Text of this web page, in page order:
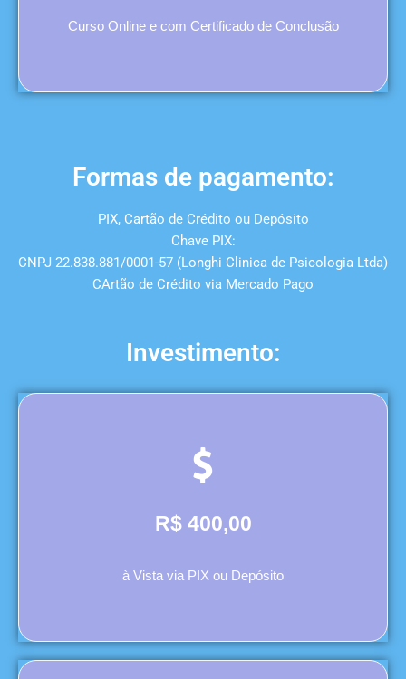
Curso Online e com Certificado de Conclusão
Formas de pagamento:
PIX, Cartão de Crédito ou Depósito
Chave PIX:
CNPJ 22.838.881/0001-57 (Longhi Clinica de Psicologia Ltda)
CArtão de Crédito via Mercado Pago
Investimento:
R$ 400,00
à Vista via PIX ou Depósito